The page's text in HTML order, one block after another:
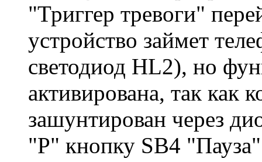
"Триггер тревоги"
устройство займет
светодиод HL2), но
активирована, так как
зашунтирован через
"Р" кнопку SB4